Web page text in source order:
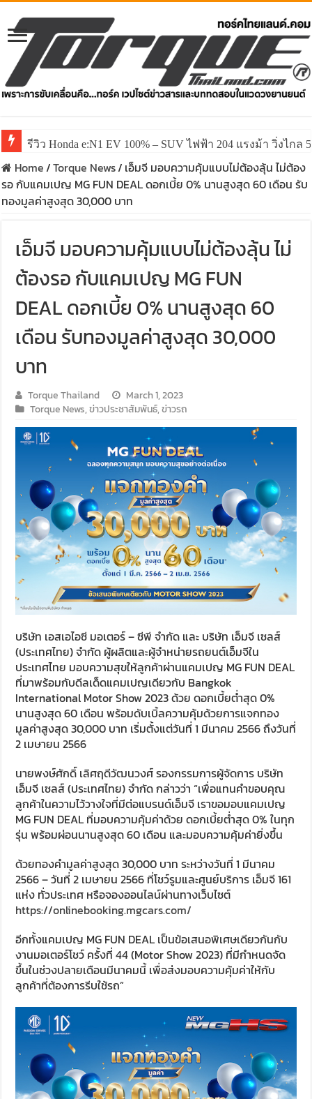
รีวิว Honda e:N1 EV 100% – SUV ไฟฟ้า 204 แรงม้า วิ่งไกล
รีวิว ลองขับ All New GWM HAVAL H6 ปรับโฉมหน้าใหม่
Home/Torque News/ เอ็มจี มอบความคุ้มแบบไม่ต้องลุ้น ไม่ต้อง
รอ กับแคมเปญ MG FUN DEAL ดอกเบี้ย 0% นานสูงสุด 60 เดือน รับ
ทองมูลค่าสูงสุด 30,000 บาท
เอ็มจี มอบความคุ้มแบบไม่ต้องลุ้น ไม่
ต้องรอ กับแคมเปญ MG FUN
DEAL ดอกเบี้ย 0% นานสูงสุด 60
เดือน รับทองมูลค่าสูงสุด 30,000
บาท
Torque Thailand
March 1, 2023
Torque News,ข่าวประชาสัมพันธ์,ข่าวรถ
บริษัท เอสเอไอซี มอเตอร์ – ซีพี จำกัด และ บริษัท เอ็มจี เซลส์
(ประเทศไทย) จำกัด ผู้ผลิตและผู้จำหน่ายรถยนต์เอ็มจีใน
ประเทศไทย มอบความสุขให้ลูกค้าผ่านแคมเปญ MG FUN DEAL
ที่มาพร้อมกับดีลเด็ดแคมเปญเดียวกับ Bangkok
International Motor Show 2023 ด้วย ดอกเบี้ยต่ำสุด 0%
นานสูงสุด 60 เดือน พร้อมดับเบิ้ลความคุ้มด้วยการแจกทอง
มูลค่าสูงสุด 30,000 บาท เริ่มตั้งแต่วันที่ 1 มีนาคม 2566 ถึงวันที่
2 เมษายน 2566
นายพงษ์ศักดิ์ เลิศฤดีวัฒนวงศ์ รองกรรมการผู้จัดการ บริษัท
เอ็มจี เซลส์ (ประเทศไทย) จำกัด กล่าวว่า “เพื่อแทนคำขอบคุณ
ลูกค้าในความไว้วางใจที่มีต่อแบรนด์เอ็มจี เราขอมอบแคมเปญ
MG FUN DEAL ที่มอบความคุ้มค่าด้วย ดอกเบี้ยต่ำสุด 0% ในทุก
รุ่น พร้อมผ่อนนานสูงสุด 60 เดือน และมอบความคุ้มค่ายิ่งขึ้น
ด้วยทองคำมูลค่าสูงสุด 30,000 บาท ระหว่างวันที่ 1 มีนาคม
2566 – วันที่ 2 เมษายน 2566 ที่โชว์รูมและศูนย์บริการ เอ็มจี 161
แห่ง ทั่วประเทศ หรือจองออนไลน์ผ่านทางเว็บไซต์
https://onlinebooking.mgcars.com/
อีกทั้งแคมเปญ MG FUN DEAL เป็นข้อเสนอพิเศษเดียวกันกับ
งานมอเตอร์โชว์ ครั้งที่ 44 (Motor Show 2023) ที่มีกำหนดจัด
ขึ้นในช่วงปลายเดือนมีนาคมนี้ เพื่อส่งมอบความคุ้มค่าให้กับ
ลูกค้าที่ต้องการรีบใช้รถ”